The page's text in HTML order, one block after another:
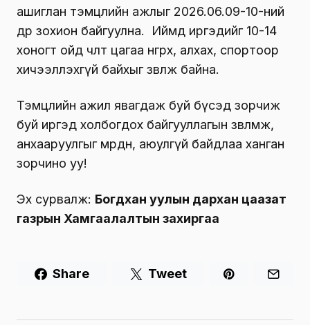
ашиглан тэмцлийн ажлыг 2026.06.09-10-ний
өдөр зохион байгуулна. Иймд иргэдийг 10-14
хоногт ойд чөлөөт цагаа өнгөрөөх, алхах, спортоор
хичээллэхгүй байхыг зөвлөж байна.
Тэмцлийн ажил явагдаж буй бүсэд зорчиж
буй иргэд холбогдох байгууллагын зөвлөмж,
анхааруулгыг мөрдөн, аюулгүй байдлаа ханган
зорчино уу!
Эх сурвалж: Богдхан уулын дархан цаазат
газрын Хамгаалалтын захиргаа
Share Tweet